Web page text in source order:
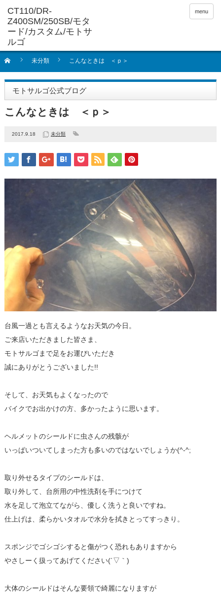
menu
未分類 こんなときは ＜ｐ＞
モトサルゴ公式ブログ
こんなときは ＜ｐ＞
2017.9.18 未分類
台風一過とも言えるようなお天気の今日。
ご来店いただきました皆さま、
モトサルゴまで足をお運びいただき
誠にありがとうございました!!
そして、お天気もよくなったので
バイクでお出かけの方、多かったように思います。
ヘルメットのシールドに虫さんの残骸が
いっぱいついてしまった方も多いのではないでしょうか(^-^;
取り外せるタイプのシールドは、
取り外して、台所用の中性洗剤を手につけて
水を足して泡立てながら、優しく洗うと良いですね。
仕上げは、柔らかいタオルで水分を拭きとってすっきり。
スポンジでゴシゴシすると傷がつく恐れもありますから
やさしーく扱ってあげてください(´▽｀)
大体のシールドはそんな要領で綺麗になりますが